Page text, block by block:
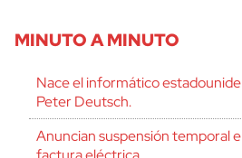
MINUTO A MINUTO
Nace el informático
Peter Deutsch.
Anuncian suspensión temporal